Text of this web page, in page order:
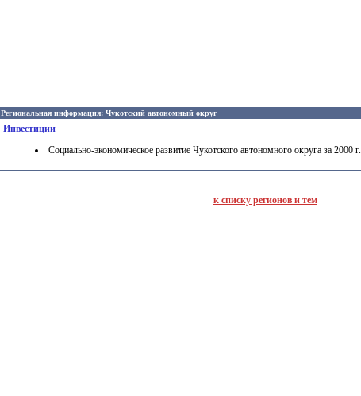
Региональная информация: Чукотский автономный округ
Инвестиции
Социально-экономическое развитие Чукотского автономного округа за 2000 г.
к списку регионов и тем